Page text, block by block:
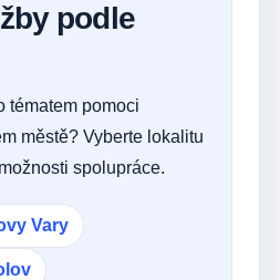
podle
tématem pomoci
městě? Vyberte lokalitu
spolupráce.
Vary